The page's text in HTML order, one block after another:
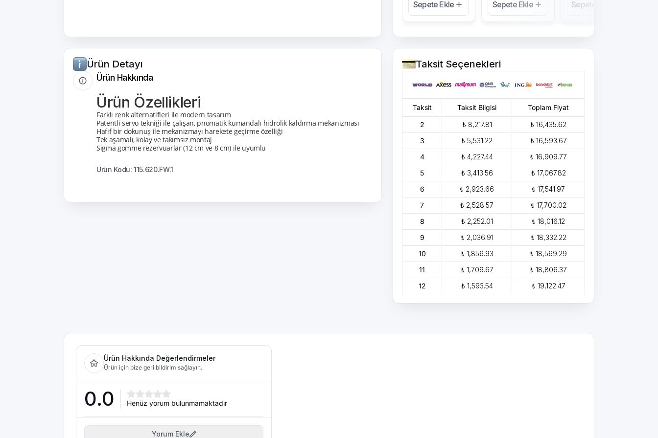
Sepete Ekle Sepete Ekle Sepete Ekle
Ürün Detayı
Ürün Hakkında
Ürün Özellikleri
Farklı renk alternatifleri ile modern tasarım
Patentli servo tekniği ile çalışan, pnömatik kumandalı hidrolik kaldırma mekanizması
Hafif bir dokunuş ile mekanizmayı harekete geçirme özelliği
Tek aşamalı, kolay ve takımsız montaj
Sigma gömme rezervuarlar (12 cm ve 8 cm) ile uyumlu
Ürün Kodu: 115.620.FW.1
Taksit Seçenekleri
Taksit Taksit Bilgisi Toplam Fiyat
2 ₺ 8,217.81
₺ 16,435.62
3
₺ 5,531.22
₺ 16,593.67
4
₺ 4,227.44
₺ 16,909.77
5
₺ 3,413.56
₺ 17,067.82
6
₺ 2,923.66
₺ 17,541.97
7
₺ 2,528.57
₺ 17,700.02
8
₺ 2,252.01
₺ 18,016.12
9
₺ 2,036.91
₺ 18,332.22
10
₺ 1,856.93
₺ 18,569.29
11
₺ 1,709.67
₺ 18,806.37
12
₺ 1,593.54 ₺ 19,122.47
Ürün Hakkında Değerlendirmeler
Ürün için bize geri bildirim sağlayın.
0.0 Henüz yorum bulunmamaktadır
Yorum Ekle